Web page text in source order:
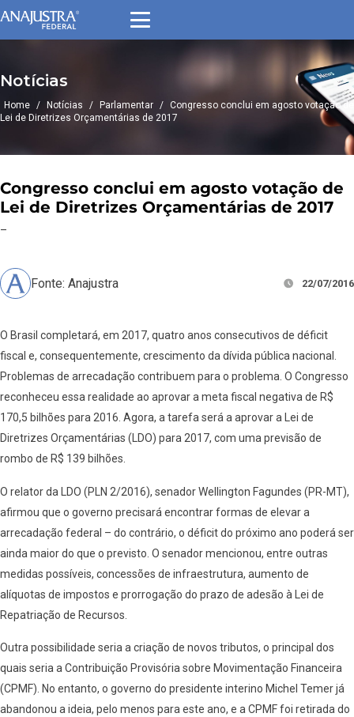
Notícias
Home / Notícias / Parlamentar / Congresso conclui em agosto votação de
Lei de Diretrizes Orçamentárias de 2017
Congresso conclui em agosto votação de
Lei de Diretrizes Orçamentárias de 2017
–
Fonte: Anajustra 22/07/2016
O Brasil completará, em 2017, quatro anos consecutivos de déficit
fiscal e, consequentemente, crescimento da dívida pública nacional.
Problemas de arrecadação contribuem para o problema. O Congresso
reconheceu essa realidade ao aprovar a meta fiscal negativa de R$
170,5 bilhões para 2016. Agora, a tarefa será a aprovar a Lei de
Diretrizes Orçamentárias (LDO) para 2017, com uma previsão de
rombo de R$ 139 bilhões.
O relator da LDO (PLN 2/2016), senador Wellington Fagundes (PR-MT),
afirmou que o governo precisará encontrar formas de elevar a
arrecadação federal – do contrário, o déficit do próximo ano poderá ser
ainda maior do que o previsto. O senador mencionou, entre outras
medidas possíveis, concessões de infraestrutura, aumento de
alíquotas de impostos e prorrogação do prazo de adesão à Lei de
Repatriação de Recursos.
Outra possibilidade seria a criação de novos tributos, o principal dos
quais seria a Contribuição Provisória sobre Movimentação Financeira
(CPMF). No entanto, o governo do presidente interino Michel Temer já
abandonou a ideia, pelo menos para este ano, e a CPMF foi retirada do